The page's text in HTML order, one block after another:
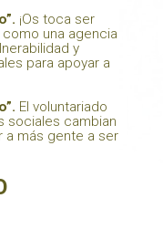
¡Os toca ser
una agencia
y
para apoyar a
El voluntariado
sociales cambian
a más gente a ser